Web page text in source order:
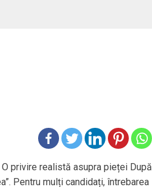
privire realistă asupra pieței După
Pentru mulți candidați, întrebarea